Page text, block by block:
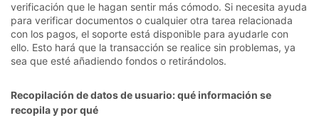
verificación que le hagan sentir más cómodo. Si necesita ayuda
para verificar documentos o cualquier otra tarea relacionada
con los pagos, el soporte está disponible para ayudarle con
ello. Esto hará que la transacción se realice sin problemas, ya
sea que esté añadiendo fondos o retirándolos.
Recopilación de datos de usuario: qué información se
recopila y por qué